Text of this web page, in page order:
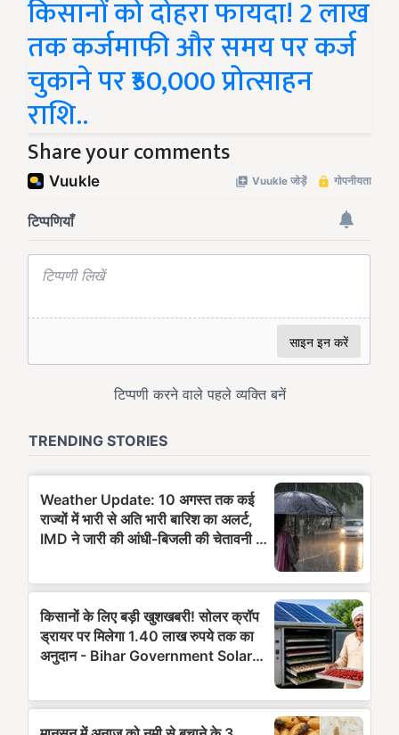
किसानों को दोहरा फायदा! 2 लाख
तक कर्जमाफी और समय पर कर्ज
चुकाने पर ₹50,000 प्रोत्साहन
राशि..
Share your comments